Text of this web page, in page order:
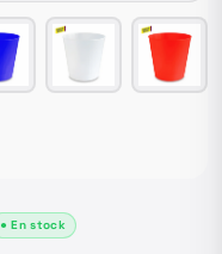
● En stock